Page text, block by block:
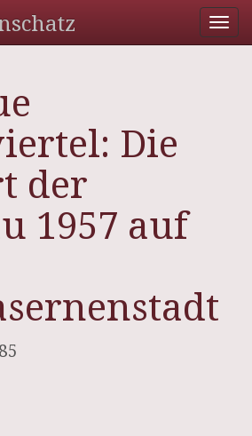
Die
der
1957 auf